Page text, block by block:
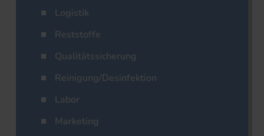
Logistik
Reststoffe
Qualitätssicherung
Reinigung/Desinfektion
Labor
Marketing